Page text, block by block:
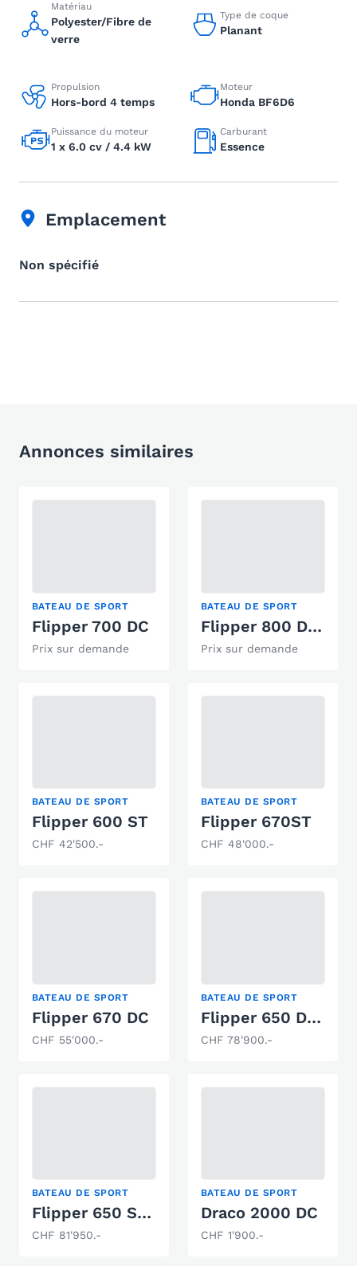
Matériau
Polyester/Fibre de
verre
Type de coque
Planant
Propulsion
Hors-bord 4 temps
Moteur
Honda BF6D6
Puissance du moteur
1 x 6.0 cv / 4.4 kW
Carburant
Essence
Emplacement
Non spécifié
Annonces similaires
BATEAU DE SPORT
Flipper 700 DC
Prix sur demande
BATEAU DE SPORT
Flipper 800 Daycruiser
Prix sur demande
BATEAU DE SPORT
Flipper 600 ST
CHF 42'500.-
BATEAU DE SPORT
Flipper 670ST
CHF 48'000.-
BATEAU DE SPORT
Flipper 670 DC
CHF 55'000.-
BATEAU DE SPORT
Flipper 650 Day Cruiser
CHF 78'900.-
BATEAU DE SPORT
Flipper 650 Sport Top
CHF 81'950.-
BATEAU DE SPORT
Draco 2000 DC
CHF 1'900.-